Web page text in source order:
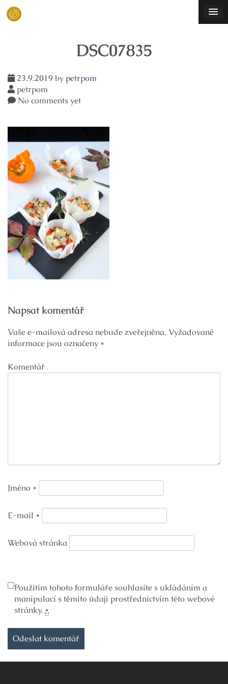
Skip
DSC07835
23.9.2019by petrpom
petrpom
No comments yet
pro
příspěvek
Napsat komentář
Vaše e-mailová adresa nebude zveřejněna. Vyžadované
informace jsou označeny *
Komentář
Jméno *
E-mail *
Webová stránka
Použitím tohoto formuláře souhlasíte s ukládáním a
manipulací s těmito údaji prostřednictvím této webové
stránky. *